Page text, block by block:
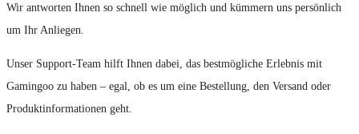
Wir antworten Ihnen so schnell wie möglich und kümmern uns persönlich
um Ihr Anliegen.
Unser Support-Team hilft Ihnen dabei, das bestmögliche Erlebnis mit
Gamingoo zu haben – egal, ob es um eine Bestellung, den Versand oder
Produktinformationen geht.